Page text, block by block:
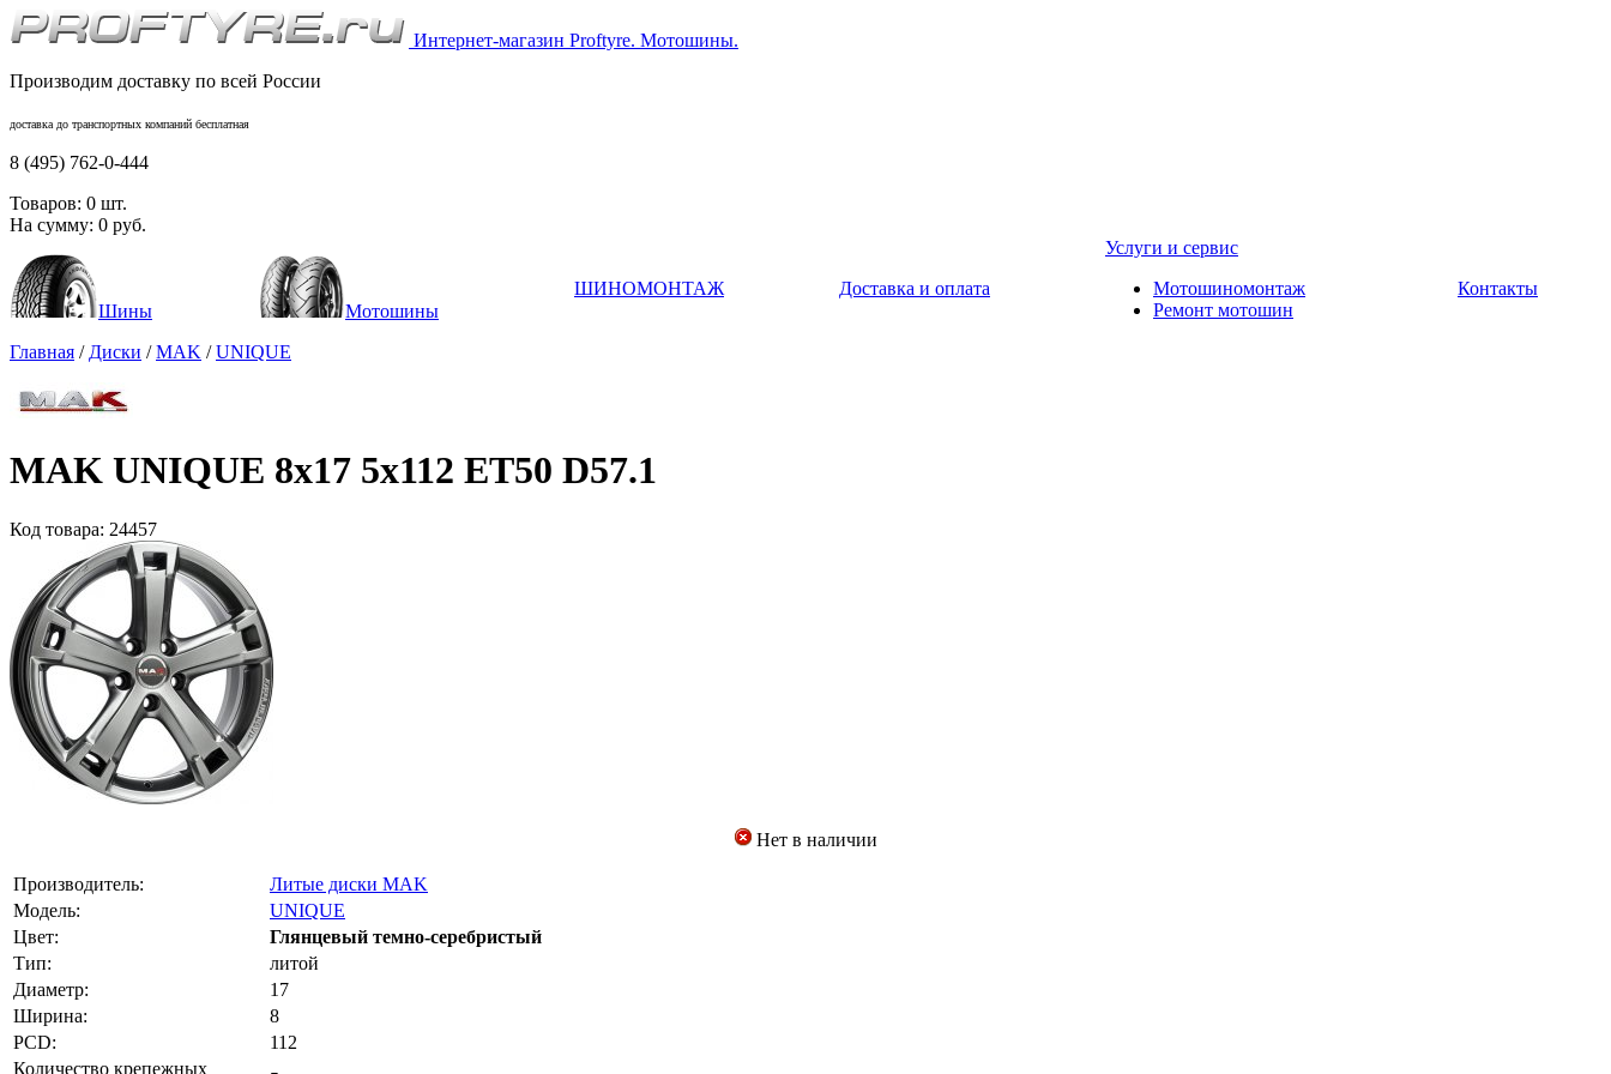
Интернет-магазин Proftyre. Мотошины.
Производим доставку по всей России
доставка до транспортных компаний бесплатная
8 (495) 762-0-444
Товаров: 0 шт.
На сумму: 0 руб.
Шины Мотошины
ШИНОМОНТАЖ Доставка и оплата
Услуги и сервис
Мотошиномонтаж
Ремонт мотошин
Контакты
Главная / Диски /MAK /UNIQUE
MAK UNIQUE 8x17 5x112 ET50 D57.1
Код товара: 24457
Нет в наличии
Производитель:
Литые диски MAK
Модель:
UNIQUE
Цвет:
Глянцевый темно-серебристый
Тип:
литой
Диаметр:
17
Ширина:
8
PCD:
112
Количество крепежных